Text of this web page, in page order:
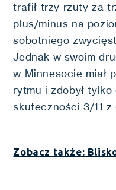
trafił trzy rzuty za
plus/minus na
sobotniego
Jednak w swoim
w Minnesocie miał
rytmu i zdobył
skuteczności 3/11 z
Zobacz także: